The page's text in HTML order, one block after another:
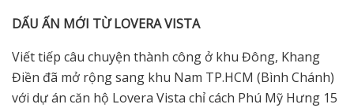
DẤU ẤN MỚI TỪ LOVERA VISTA
Viết tiếp câu chuyện thành công ở khu Đông, Khang
Điền đã mở rộng sang khu Nam TP.HCM (Bình Chánh)
với dự án căn hộ Lovera Vista chỉ cách Phú Mỹ Hưng 15